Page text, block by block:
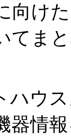
向け
てま
ハウ
器情